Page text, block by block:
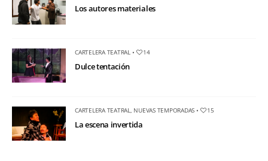
Los autores materiales
CARTELERA TEATRAL• 14
Dulce tentación
CARTELERA TEATRAL, NUEVAS TEMPORADAS • 15
La escena invertida